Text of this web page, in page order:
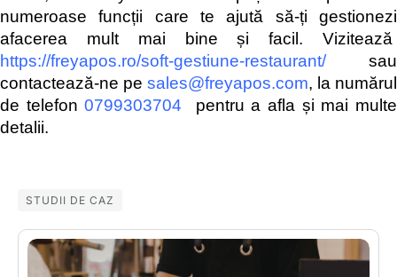
numeroase funcții care te ajută să-ți gestionezi
afacerea mult mai bine și facil. Vizitează
https://freyapos.ro/soft-gestiune-restaurant/sau
contactează-ne pe sales@freyapos.com, la numărul
de telefon0799303704 pentru a afla și mai multe
detalii.
STUDII DE CAZ